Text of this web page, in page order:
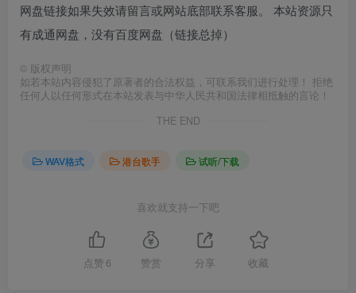
网盘链接如果失效请留言或网站底部联系客服。 本站资源只
有成通网盘，没有百度网盘（链接总掉）
© 版权声明
如若本站内容侵犯了原著者的合法权益，可联系我们进行处理！ 拒绝
任何人以任何形式在本站发表与中华人民共和国法律相抵触的言论！
THE END
WAV格式 港台歌手 试听/下载
喜欢就支持一下吧
点赞 6 赞赏 分享 收藏